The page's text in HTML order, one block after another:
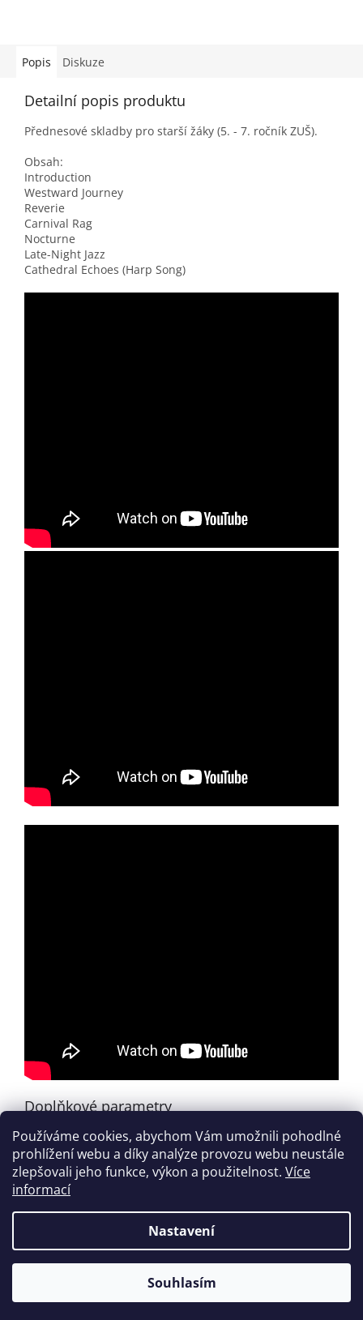
Používáme cookies, abychom Vám umožnili pohodlné
prohlížení webu a díky analýze provozu webu neustále
zlepšovali jeho funkce, výkon a použitelnost. Více
informací
Nastavení
Souhlasím
Popis Diskuze
Detailní popis produktu
Přednesové skladby pro starší žáky (5. - 7. ročník ZUŠ).
Obsah:
Introduction
Westward Journey
Reverie
Carnival Rag
Nocturne
Late-Night Jazz
Cathedral Echoes (Harp Song)
Doplňkové parametry
Kategorie: Zahraniční tituly
EAN: 9780634079726
Vytvořil Shoptet
houslovyklic.cz. Všechna práva vyhrazena.